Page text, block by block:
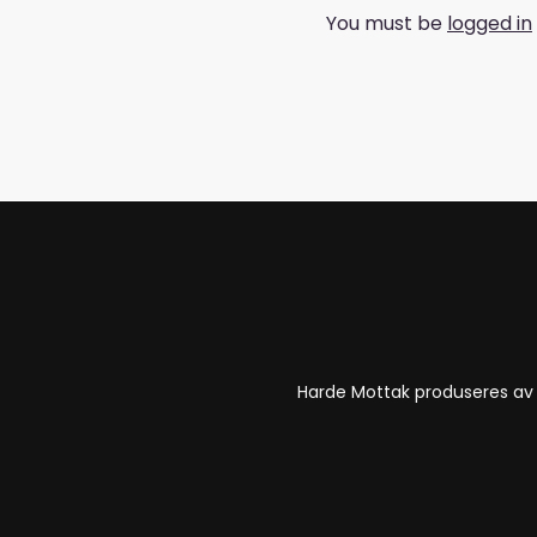
You must be logged in
Harde Mottak produseres av